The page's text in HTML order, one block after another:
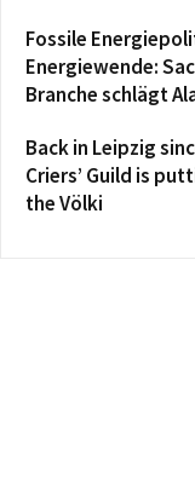
Fossile
Energiewende:
Branche schlägt
Back in Leipzig
Criers’ Guild is
the Völki